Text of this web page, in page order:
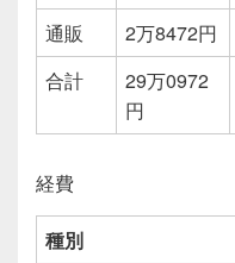
通販
2万8472円
合計
29万0972
円
経費
種別